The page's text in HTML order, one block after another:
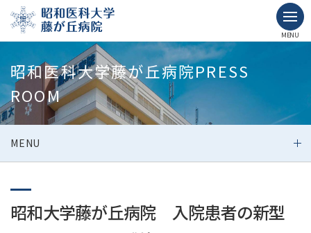
MENU
昭和医科大学藤が丘病院PRESS
ROOM
MENU
昭和大学藤が丘病院 入院患者の新型